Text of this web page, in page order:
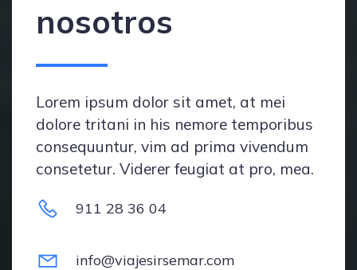
nosotros
Lorem ipsum dolor sit amet, at mei
dolore tritani in his nemore temporibus
consequuntur, vim ad prima vivendum
consetetur. Viderer feugiat at pro, mea.
911 28 36 04
info@viajesirsemar.com